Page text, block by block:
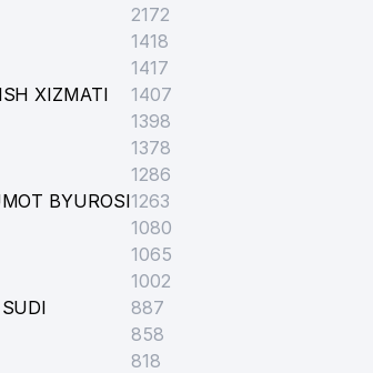
2172
1418
1417
XIZMATI
1407
1398
1378
1286
BYUROSI1263
1080
1065
1002
887
858
818